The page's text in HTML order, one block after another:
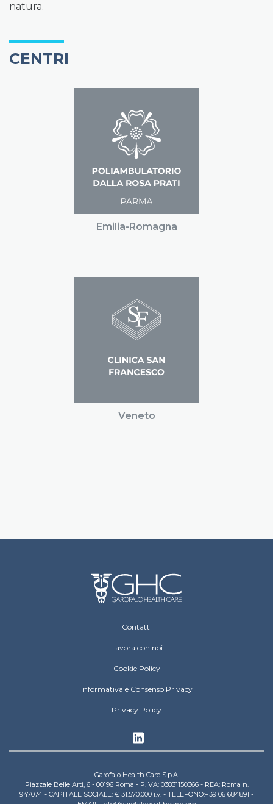
natura.
CENTRI
Emilia-Romagna
Veneto
Contatti
Lavora con noi
Cookie Policy
Informativa e Consenso Privacy
Privacy Policy
Garofalo Health Care S.p.A.
Piazzale Belle Arti, 6 - 00196 Roma - P.IVA: 03831150366 - REA: Roma n.
947074 - CAPITALE SOCIALE: € 31.570.000 i.v. - TELEFONO:+39 06 684891 -